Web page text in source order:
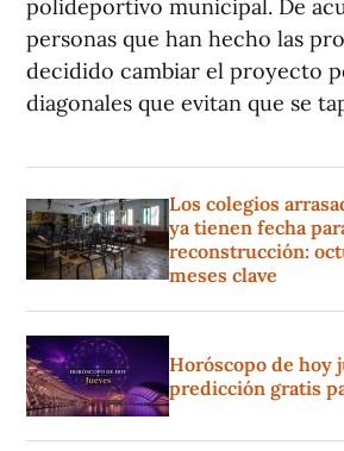
polideportivo municipal. De
personas que han hecho las
decidido cambiar el proyecto
diagonales que evitan que se
Los colegios
ya tienen fecha
reconstrucción:
meses clave
Horóscopo de hoy
predicción gratis